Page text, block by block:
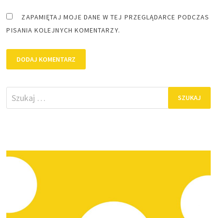
ZAPAMIĘTAJ MOJE DANE W TEJ PRZEGLĄDARCE PODCZAS
PISANIA KOLEJNYCH KOMENTARZY.
Szukaj: